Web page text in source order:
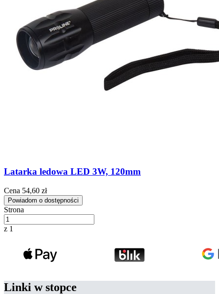
Latarka ledowa LED 3W, 120mm
Cena 54,60 zł
Powiadom o dostępności
Strona
z 1
Linki w stopce